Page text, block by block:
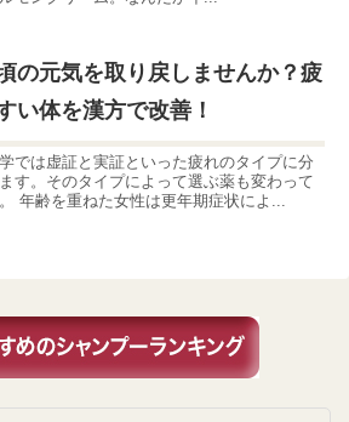
の元気を取り戻しませんか？疲
い体を漢方で改善！
では虚証と実証といった疲れのタイプに分
す。そのタイプによって選ぶ薬も変わって
年齢を重ねた女性は更年期症状によ...